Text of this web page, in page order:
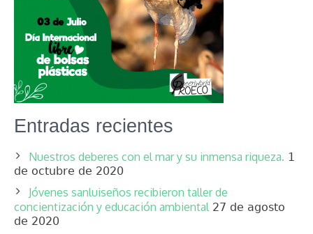
Entradas recientes
Nuestros deberes con el mar y su inmensa riqueza. 1
de octubre de 2020
Jóvenes sanluiseños recibieron taller de
concientización y educación ambiental 27 de agosto
de 2020